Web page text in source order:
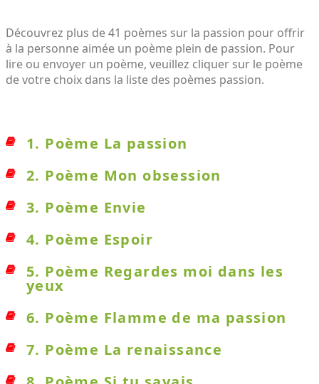
Découvrez plus de 41 poèmes sur la passion pour offrir
à la personne aimée un poème plein de passion. Pour
lire ou envoyer un poème, veuillez cliquer sur le poème
de votre choix dans la liste des poèmes passion.
1. Poème La passion
2. Poème Mon obsession
3. Poème Envie
4. Poème Espoir
5. Poème Regardes moi dans les
yeux
6. Poème Flamme de ma passion
7. Poème La renaissance